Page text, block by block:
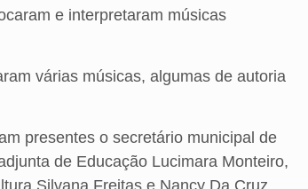
e interpretaram músicas
várias músicas, algumas de autoria
presentes o secretário municipal de
de Educação Lucimara Monteiro,